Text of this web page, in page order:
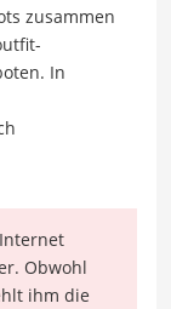
zusammen
In
Obwohl
ihm die